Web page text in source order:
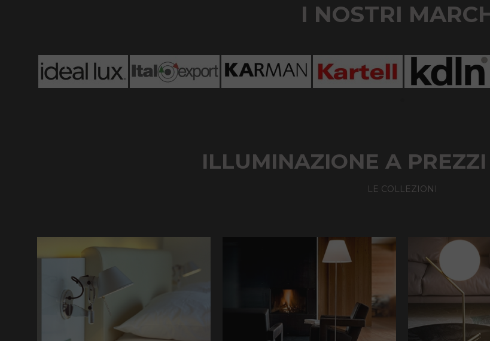
I NOSTRI
ILLUMINAZIONE A PREZZI
LE COLLEZIONI